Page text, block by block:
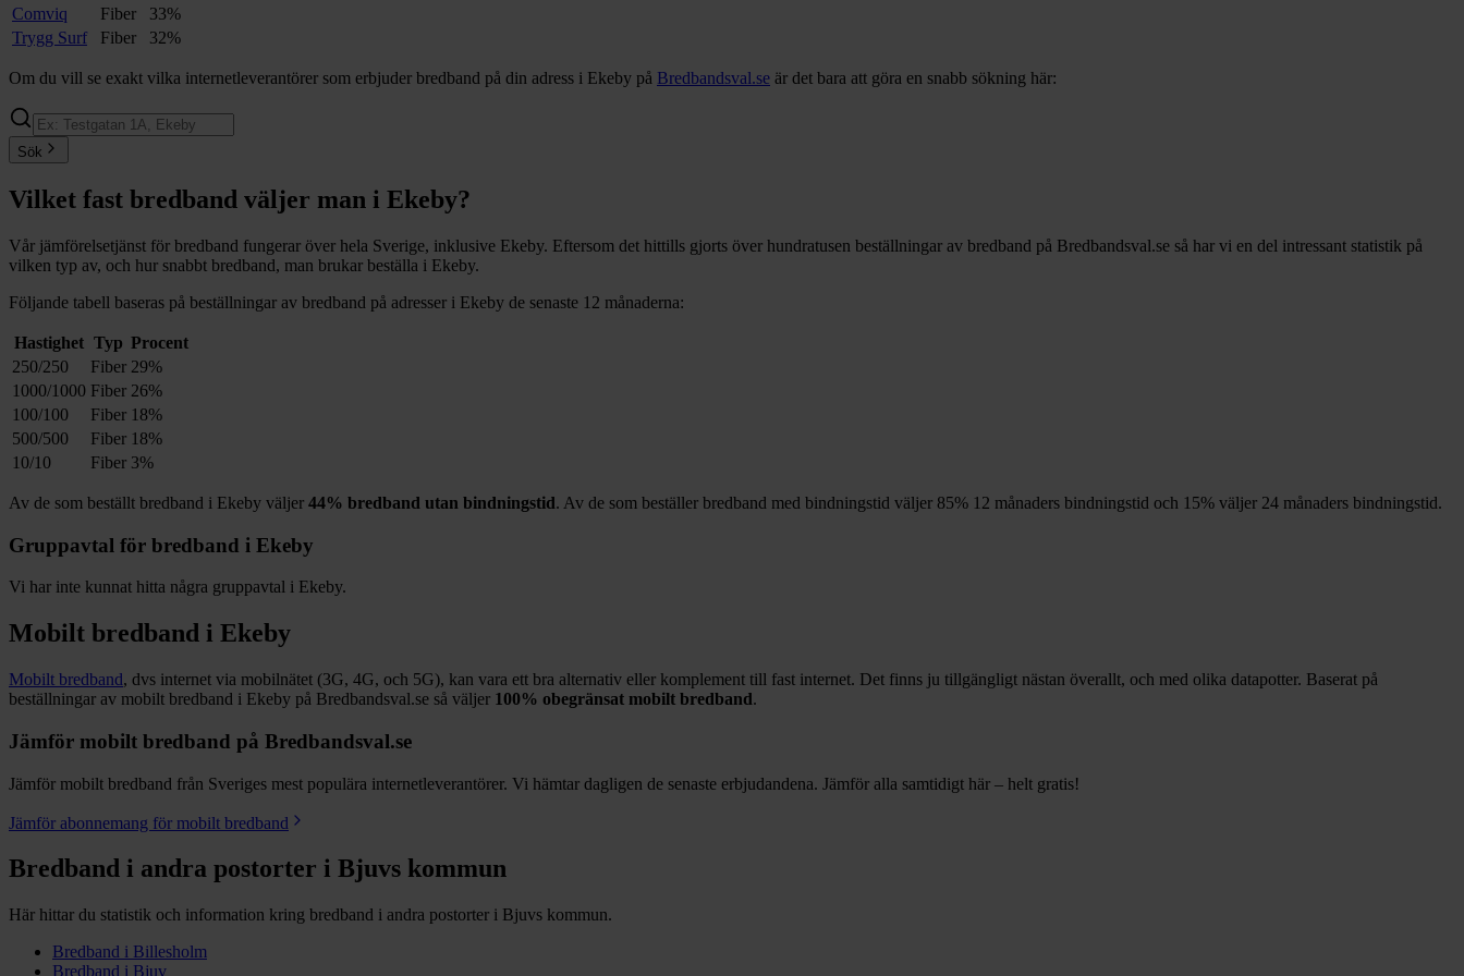
Comviq
Fiber
33%
Trygg Surf
Fiber 32%
Om du vill se exakt vilka internetleverantörer som erbjuder bredband på din adress i Ekeby på Bredbandsval.se är det bara att göra en snabb sökning här:
Sök
Vilket fast bredband väljer man i Ekeby?
Vår jämförelsetjänst för bredband fungerar över hela Sverige, inklusive Ekeby. Eftersom det hittills gjorts över hundratusen beställningar av bredband på Bredbandsval.se så har vi en del intressant statistik på
vilken typ av, och hur snabbt bredband, man brukar beställa i Ekeby.
Följande tabell baseras på beställningar av bredband på adresser i Ekeby de senaste 12 månaderna:
Hastighet Typ Procent
250/250
Fiber 29%
1000/1000 Fiber 26%
100/100
Fiber 18%
500/500
Fiber 18%
10/10
Fiber 3%
Av de som beställt bredband i Ekeby väljer 44% bredband utan bindningstid. Av de som beställer bredband med bindningstid väljer 85% 12 månaders bindningstid och 15% väljer 24 månaders bindningstid.
Gruppavtal för bredband i Ekeby
Vi har inte kunnat hitta några gruppavtal i Ekeby.
Mobilt bredband i Ekeby
Mobilt bredband, dvs internet via mobilnätet (3G, 4G, och 5G), kan vara ett bra alternativ eller komplement till fast internet. Det finns ju tillgängligt nästan överallt, och med olika datapotter. Baserat på
beställningar av mobilt bredband i Ekeby på Bredbandsval.se så väljer 100% obegränsat mobilt bredband.
Jämför mobilt bredband på Bredbandsval.se
Jämför mobilt bredband från Sveriges mest populära internetleverantörer. Vi hämtar dagligen de senaste erbjudandena. Jämför alla samtidigt här – helt gratis!
Jämför abonnemang för mobilt bredband
Bredband i andra postorter i Bjuvs kommun
Här hittar du statistik och information kring bredband i andra postorter i Bjuvs kommun.
Bredband i Billesholm
Bredband i Bjuv